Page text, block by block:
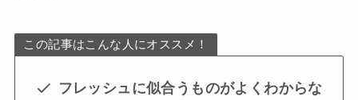
この記事はこんな人にオススメ！
フレッシュに似合うものがよくわからな